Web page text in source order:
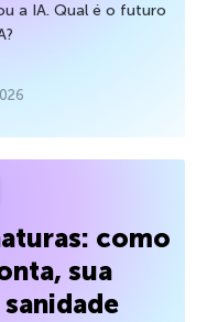
a IA. Qual é o futuro
como
sua